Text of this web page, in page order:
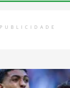
PUBLICIDADE